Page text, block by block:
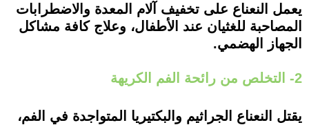
يعمل النعناع على تخفيف آلام المعدة والاضطرابات
المصاحبة للغثيان عند الأطفال، وعلاج كافة مشاكل
الجهاز الهضمي.
2- التخلص من رائحة الفم الكريهة
يقتل النعناع الجراثيم والبكتيريا المتواجدة في الفم،